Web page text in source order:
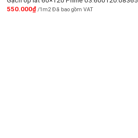
550.000₫/1m2 Đã bao gồm VAT